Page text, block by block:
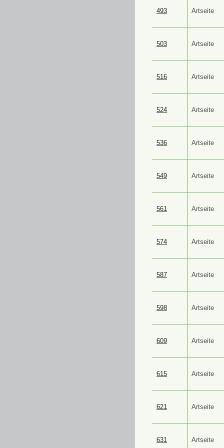
493 Artseite
503 Artseite
516 Artseite
524 Artseite
536 Artseite
549 Artseite
561 Artseite
574 Artseite
587 Artseite
598 Artseite
609 Artseite
615 Artseite
621 Artseite
631 Artseite